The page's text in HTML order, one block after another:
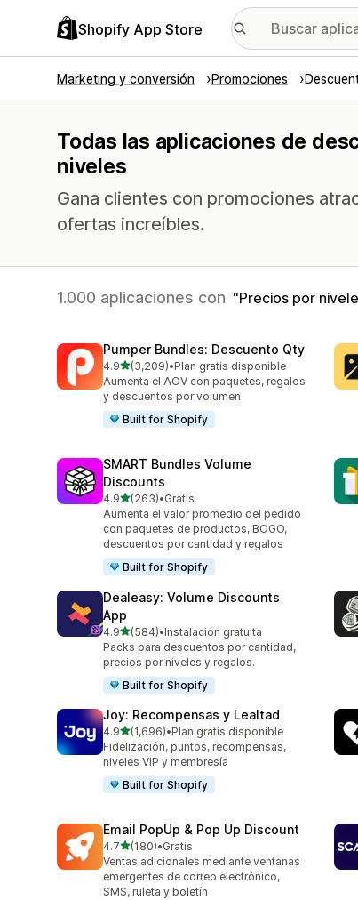
Shopify App Store
Marketing y conversión Promociones
Todas las aplicaciones de
niveles
Gana clientes con promociones
ofertas increíbles.
1.000 aplicaciones con Precios por
Pumper Bundles: Descuento Qty
4.9de 5 estrellas
(3,209)
3209 reseñas en total
•Plan gratis disponible
Aumenta el AOV con paquetes, regalos
y descuentos por volumen
Built for Shopify
SMART Bundles Volume
Discounts
4.9de 5 estrellas
(263)
263 reseñas en total
•Gratis
Aumenta el valor promedio del pedido
con paquetes de productos, BOGO,
descuentos por cantidad y regalos
Built for Shopify
Dealeasy: Volume Discounts
App
4.9de 5 estrellas
(584)
584 reseñas en total
•Instalación gratuita
Packs para descuentos por cantidad,
precios por niveles y regalos.
Built for Shopify
Joy: Recompensas y Lealtad
4.9de 5 estrellas
(1,696)
1696 reseñas en total
•Plan gratis disponible
Fidelización, puntos, recompensas,
niveles VIP y membresía
Built for Shopify
Email PopUp & Pop Up Discount
4.7de 5 estrellas
(180)
180 reseñas en total
•Gratis
Ventas adicionales mediante ventanas
emergentes de correo electrónico,
SMS, ruleta y boletín